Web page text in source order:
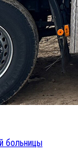
больницы